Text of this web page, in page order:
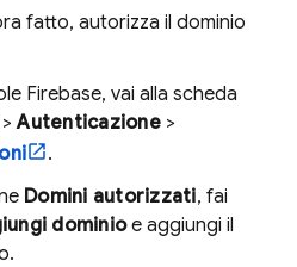
fatto, autorizza il dominio
Firebase, vai alla scheda
>Autenticazione>
.
Domini autorizzati, fai
dominioe aggiungi il